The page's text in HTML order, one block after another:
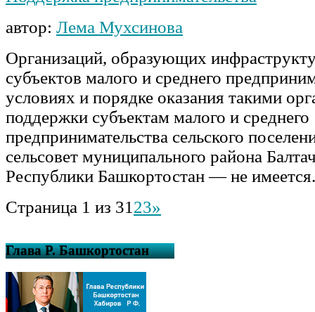
автор: Лема Мухсинова
Организаций, образующих
субъектов малого и среднего
условиях и порядке оказания такими
поддержки субъектам малого и среднего
предпринимательства сельского
сельсовет муниципального района
Республики Башкортостан — не имеется.
Страница 1 из 31 23»
Глава Р. Башкортостан